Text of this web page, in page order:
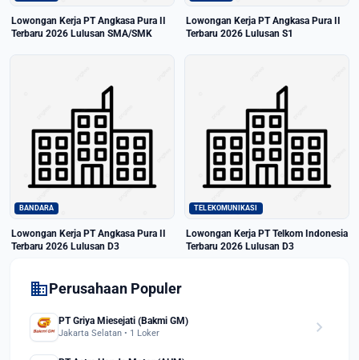
Lowongan Kerja PT Angkasa Pura II
Terbaru 2026 Lulusan SMA/SMK
Lowongan Kerja PT Angkasa Pura II
Terbaru 2026 Lulusan S1
BANDARA
Lowongan Kerja PT Angkasa Pura II
Terbaru 2026 Lulusan D3
TELEKOMUNIKASI
Lowongan Kerja PT Telkom Indonesia
Terbaru 2026 Lulusan D3
domainPerusahaan Populer
PT Griya Miesejati (Bakmi GM)
Jakarta Selatan • 1 Loker chevron_right